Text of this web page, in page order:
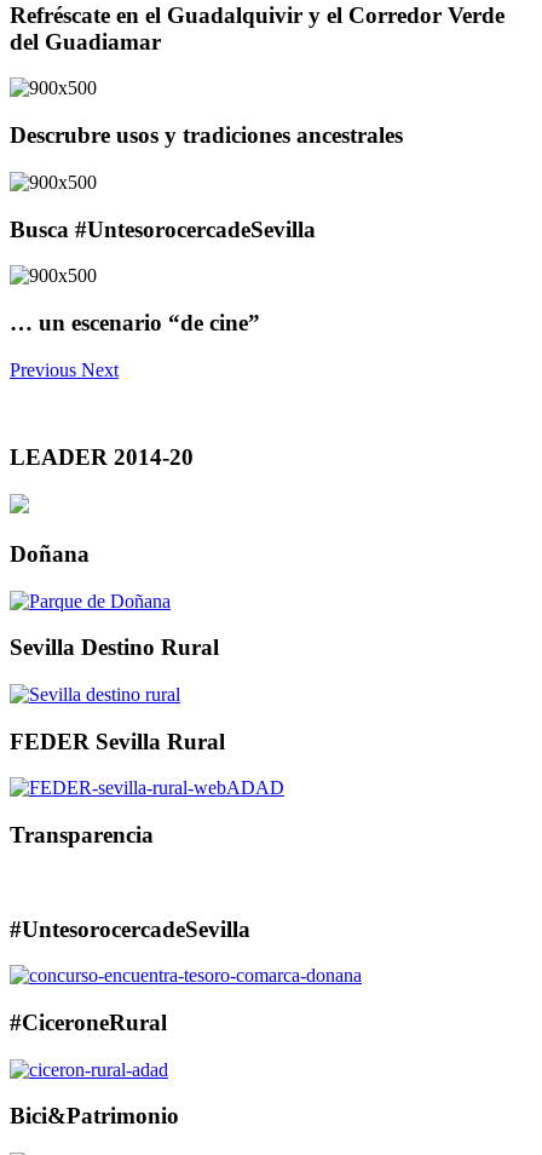
Refréscate en el Guadalquivir y el Corredor Verde
del Guadiamar
Descrubre usos y tradiciones ancestrales
Busca #UntesorocercadeSevilla
… un escenario “de cine”
Previous Next
LEADER 2014-20
Doñana
Sevilla Destino Rural
FEDER Sevilla Rural
Transparencia
#UntesorocercadeSevilla
#CiceroneRural
Bici&Patrimonio